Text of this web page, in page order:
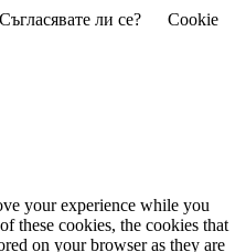
ли се?
Cookie
your experience while you
these cookies, the cookies that
on your browser as they are